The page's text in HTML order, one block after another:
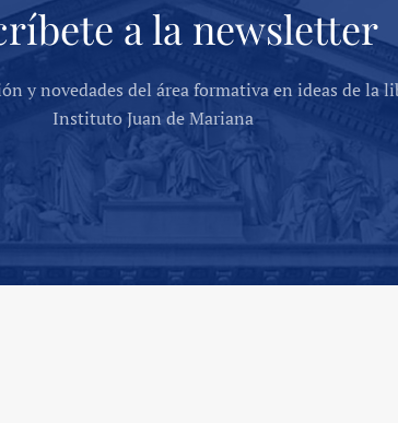
a la newsletter
y novedades del área formativa en ideas de la
Instituto Juan de Mariana